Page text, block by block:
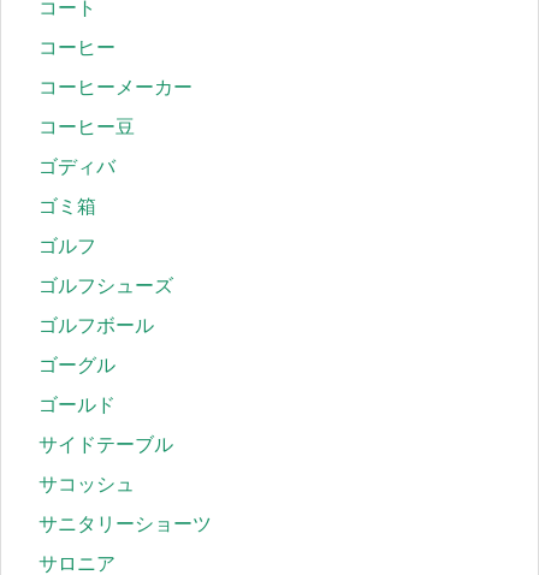
コート
コーヒー
コーヒーメーカー
コーヒー豆
ゴディバ
ゴミ箱
ゴルフ
ゴルフシューズ
ゴルフボール
ゴーグル
ゴールド
サイドテーブル
サコッシュ
サニタリーショーツ
サロニア